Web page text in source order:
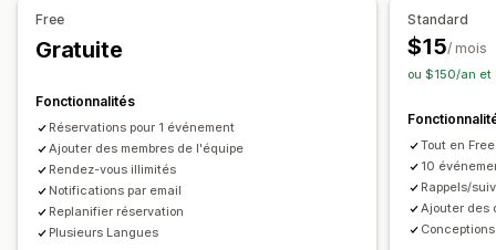
Annuler des réservations
Émission de tickets
Enregistrement à un événement
Mises à jour en temps réel
Notifications par e-mail
Paiements Dépôts Gestion des employés
Personnalisation
Pages de réservation
Tickets personnalisés
Gestion des employés
Portail en libre-service
Planification
Free
Gratuite
Fonctionnalités
Réservations pour 1 événement
Ajouter des membres de l'équipe
Rendez-vous illimités
Notifications par email
Replanifier réservation
Plusieurs Langues
Standard
$15/ mois
ou $150/an et
Tout en
10
Rappels/
Ajouter des